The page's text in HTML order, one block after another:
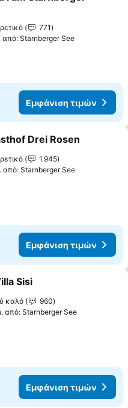
στα αγαπημένα
771
από: Starnberger See
Εμφάνιση τιμών
στα αγαπημένα
Drei Rosen
1.945
από: Starnberger See
Εμφάνιση τιμών
στα αγαπημένα
Sisi
καλό
960
από: Starnberger See
Εμφάνιση τιμών